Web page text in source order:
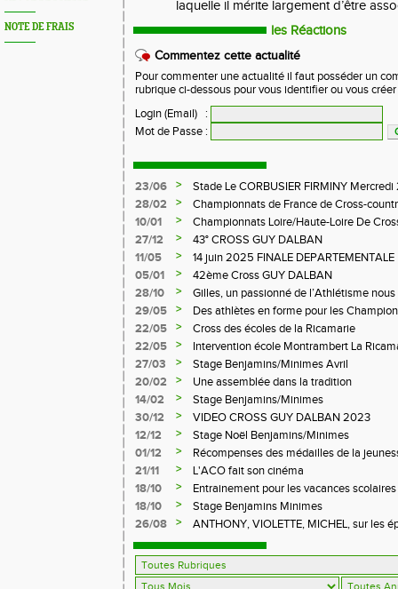
NOTE DE FRAIS
laquelle il mérite largement d’être
les Réactions
Commentez cette actualité
Pour commenter une actualité il faut posséder un
rubrique ci-dessous pour vous identifier ou vous
Login (Email)
:
Mot de Passe :
23/06 >
Stade Le CORBUSIER FIRMINY
28/02
>
Championnats de France de Cross-
10/01
>
Championnats Loire/Haute-Loire De
27/12
>
43° CROSS GUY DALBAN
11/05
>
14 juin 2025 FINALE
LE CHAMBON FEUGEROLLES
05/01 >
42ème Cross GUY DALBAN
28/10
>
Gilles, un passionné de l’Athlétisme
29/05
>
Des athlètes en forme pour les
22/05
>
Cross des écoles de la Ricamarie
22/05
>
Intervention école Montrambert La
27/03
>
Stage Benjamins/Minimes Avril
20/02
>
Une assemblée dans la tradition
14/02
>
Stage Benjamins/Minimes
30/12
>
VIDEO CROSS GUY DALBAN 2023
12/12
>
Stage Noël Benjamins/Minimes
01/12
>
Récompenses des médailles de la
21/11
>
L'ACO fait son cinéma
18/10
>
Entrainement pour les vacances scolaires
18/10
>
Stage Benjamins Minimes
26/08
>
ANTHONY, VIOLETTE, MICHEL, sur les
FFA